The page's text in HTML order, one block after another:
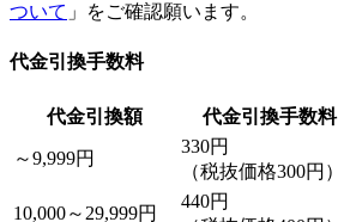
ついて 」をご確認願います。
代金引換手数料
代金引換額 代金引換手数料
～9,999円
330円
（税抜価格300円）
10,000～29,999円
440円